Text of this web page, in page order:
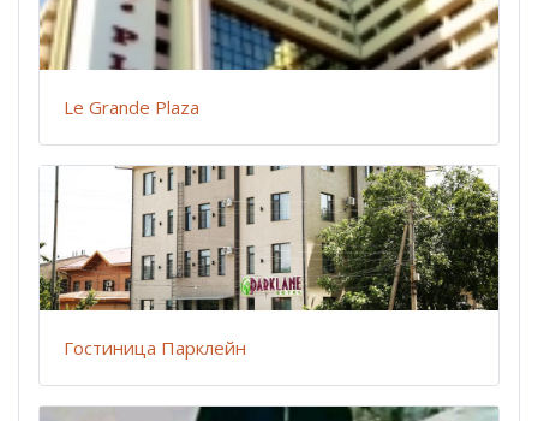
Le Grande Plaza
Гостиница Парклейн